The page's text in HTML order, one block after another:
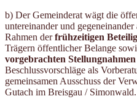
b) Der Gemeinderat wägt die
untereinander und
Rahmen derfrühzeitigen
Trägern öffentlicher Belange
vorgebrachten Stellungnahmen
Beschlussvorschläge als
gemeinsamen Ausschuss der
Gutach im Breisgau / Simonwald.